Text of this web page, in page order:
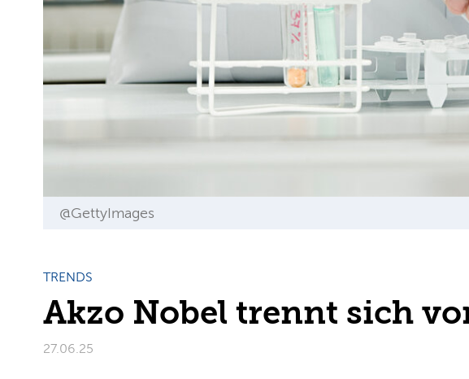
@GettyImages
TRENDS
Akzo Nobel trennt sich
27.06.25